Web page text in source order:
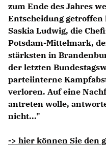
zum Ende des Jahres
Entscheidung getroffen
Saskia Ludwig, die
Potsdam-Mittelmark,
stärksten in
der letzten
parteiinterne
verloren. Auf eine
antreten wolle,
nicht..."
-> hier können Sie den